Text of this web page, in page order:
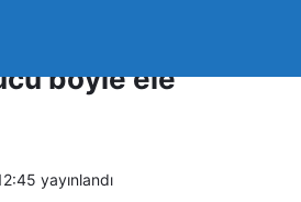
paketlerdeki 109
böyle ele
yayınlandı